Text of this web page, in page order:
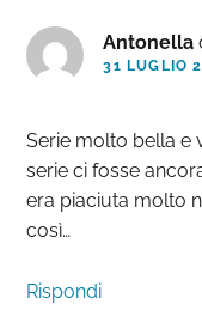
lettoreAntonella
31 LUGLIO
Serie molto bella e
serie ci fosse
era piaciuta molto
così…
Rispondi